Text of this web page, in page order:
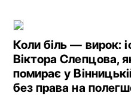
Коли біль — вирок:
Віктора Слепцова,
помирає у
без права на